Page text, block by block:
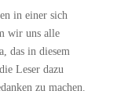
in einer sich
wir uns alle
das in diesem
Leser dazu
zu machen.